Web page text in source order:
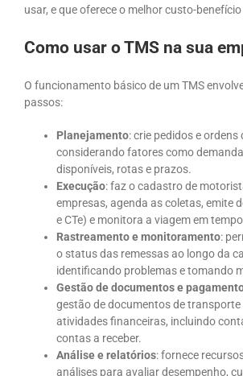
usar, e que oferece o melhor custo-
Como usar o TMS na sua
O funcionamento básico de um TMS
passos:
Planejamento: crie pedidos e
considerando fatores como
disponíveis, rotas e prazos.
Execução: faz o cadastro de
empresas, agenda as coletas, emite
e CTe) e monitora a viagem em
Rastreamento e monitoramento:
o status das remessas ao longo da
identificando problemas e tomando
Gestão de documentos e
gestão de documentos de transporte
atividades financeiras, incluindo
contas a receber.
Análise e relatórios: fornece
análises para avaliar desempenho,